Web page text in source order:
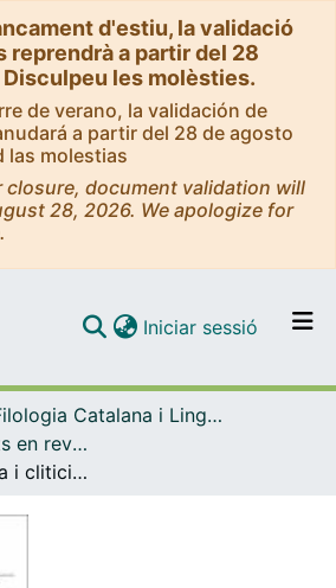
d'estiu, la validació
reprendrà a partir del 28
les molèsties.
de verano, la validación de
a partir del 28 de agosto
las molestias
closure, document validation will
28, 2026. We apologize for
Navega per tot el DD
Com publicar
Iniciar sessió (current)
Filologia Catalana i Lingüística General
Articles publicats en revistes (Filologia Catalana i Lingüística General)
Variació Fonètica i cliticització pronominal en alguerès: una primera aproximació intradialectal